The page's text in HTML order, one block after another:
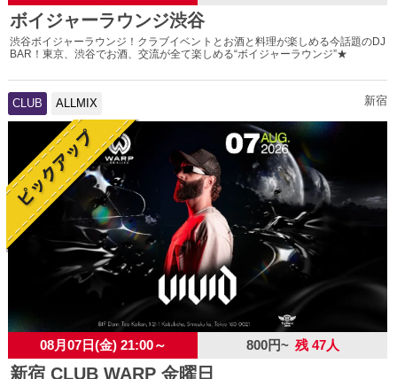
ボイジャーラウンジ渋谷
渋谷ボイジャーラウンジ！クラブイベントとお酒と料理が楽しめる今話題のDJ
BAR！東京、渋谷でお酒、交流が全て楽しめる“ボイジャーラウンジ”★
CLUB ALLMIX 新宿
08月07日(金) 21:00～ 800円~ 残 47人
新宿 CLUB WARP 金曜日